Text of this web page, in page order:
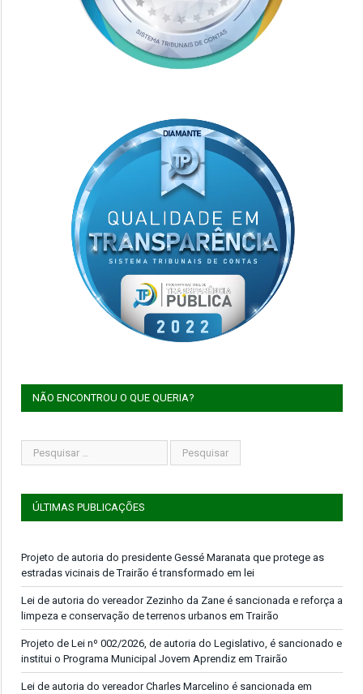
NÃO ENCONTROU O QUE QUERIA?
ÚLTIMAS PUBLICAÇÕES
Projeto de autoria do presidente Gessé Maranata que protege as
estradas vicinais de Trairão é transformado em lei
Lei de autoria do vereador Zezinho da Zane é sancionada e reforça a
limpeza e conservação de terrenos urbanos em Trairão
Projeto de Lei nº 002/2026, de autoria do Legislativo, é sancionado e
institui o Programa Municipal Jovem Aprendiz em Trairão
Lei de autoria do vereador Charles Marcelino é sancionada em